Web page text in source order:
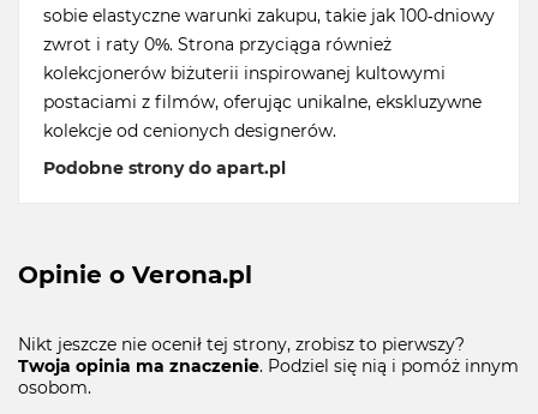
sobie elastyczne warunki zakupu, takie jak 100-dniowy
zwrot i raty 0%. Strona przyciąga również
kolekcjonerów biżuterii inspirowanej kultowymi
postaciami z filmów, oferując unikalne, ekskluzywne
kolekcje od cenionych designerów.
Podobne strony do apart.pl
Opinie o Verona.pl
Nikt jeszcze nie ocenił tej strony, zrobisz to pierwszy?
Twoja opinia ma znaczenie. Podziel się nią i pomóż innym
osobom.